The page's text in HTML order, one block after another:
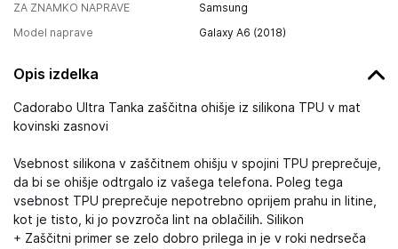
ZA ZNAMKO NAPRAVE
Samsung
Model naprave
Galaxy A6 (2018)
Opis izdelka
Cadorabo Ultra Tanka zaščitna ohišje iz silikona TPU v mat
kovinski zasnovi
Vsebnost silikona v zaščitnem ohišju v spojini TPU preprečuje,
da bi se ohišje odtrgalo iz vašega telefona. Poleg tega
vsebnost TPU preprečuje nepotrebno oprijem prahu in litine,
kot je tisto, ki jo povzroča lint na oblačilih. Silikon
+ Zaščitni primer se zelo dobro prilega in je v roki nedrseča